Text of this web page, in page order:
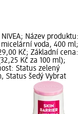
Název produktu:
voda, 400 ml;
Kč; Základní cena:
Kč za 100 ml);
Status zelený
Status šedý Vybrat